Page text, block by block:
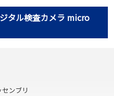
タル検査カメラ micro
ンブリ